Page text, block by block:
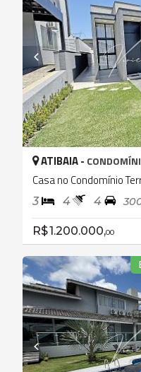
ATIBAIA -
Casa no Condomínio
3 4 4
R$ 1.200.000,00